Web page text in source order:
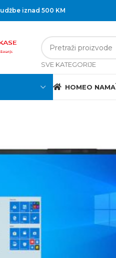
iznad 500 KM
SVE KATEGORIJE
HOMEO NAMA